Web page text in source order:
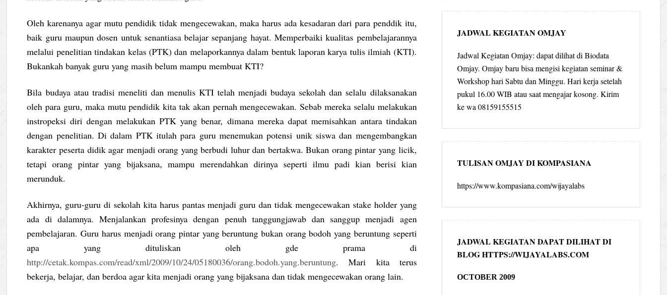
Oleh karenanya agar mutu pendidik tidak mengecewakan, maka harus ada kesadaran dari para penddik itu,
baik guru maupun dosen untuk senantiasa belajar sepanjang hayat. Memperbaiki kualitas pembelajarannya
melalui penelitian tindakan kelas (PTK) dan melaporkannya dalam bentuk laporan karya tulis ilmiah (KTI).
Bukankah banyak guru yang masih belum mampu membuat KTI?
Bila budaya atau tradisi meneliti dan menulis KTI telah menjadi budaya sekolah dan selalu dilaksanakan
oleh para guru, maka mutu pendidik kita tak akan pernah mengecewakan. Sebab mereka selalu melakukan
instropeksi diri dengan melakukan PTK yang benar, dimana mereka dapat memisahkan antara tindakan
dengan penelitian. Di dalam PTK itulah para guru menemukan potensi unik siswa dan mengembangkan
karakter peserta didik agar menjadi orang yang berbudi luhur dan bertakwa. Bukan orang pintar yang licik,
tetapi orang pintar yang bijaksana, mampu merendahkan dirinya seperti ilmu padi kian berisi kian
merunduk.
Akhirnya, guru-guru di sekolah kita harus pantas menjadi guru dan tidak mengecewakan stake holder yang
ada di dalamnya. Menjalankan profesinya dengan penuh tanggungjawab dan sanggup menjadi agen
pembelajaran. Guru harus menjadi orang pintar yang beruntung bukan orang bodoh yang beruntung seperti
apa yang dituliskan oleh gde prama di
http://cetak.kompas.com/read/xml/2009/10/24/05180036/orang.bodoh.yang.beruntung. Mari kita terus
bekerja, belajar, dan berdoa agar kita menjadi orang yang bijaksana dan tidak mengecewakan orang lain.
JADWAL KEGIATAN OMJAY
Jadwal Kegiatan Omjay: dapat dilihat di Biodata
Omjay. Omjay baru bisa mengisi kegiatan seminar &
Workshop hari Sabtu dan Minggu. Hari kerja setelah
pukul 16.00 WIB atau saat mengajar kosong. Kirim
ke wa 08159155515
TULISAN OMJAY DI KOMPASIANA
https://www.kompasiana.com/wijayalabs
JADWAL KEGIATAN DAPAT DILIHAT DI
BLOG HTTPS://WIJAYALABS.COM
OCTOBER 2009